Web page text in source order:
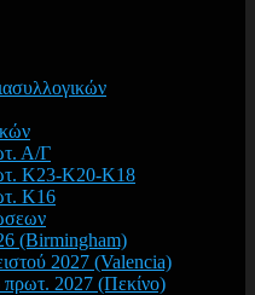
Α/Γ
Κ23-Κ20-Κ18
Κ16
(Birmingham)
2027 (Valencia)
2027 (Πεκίνο)